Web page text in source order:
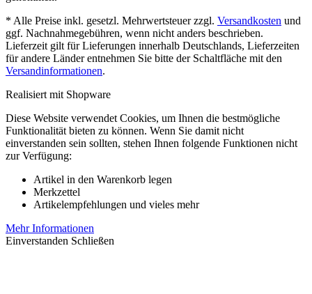
* Alle Preise inkl. gesetzl. Mehrwertsteuer zzgl. Versandkosten und
ggf. Nachnahmegebühren, wenn nicht anders beschrieben.
Lieferzeit gilt für Lieferungen innerhalb Deutschlands, Lieferzeiten
für andere Länder entnehmen Sie bitte der Schaltfläche mit den
Versandinformationen.
Realisiert mit Shopware
Diese Website verwendet Cookies, um Ihnen die bestmögliche
Funktionalität bieten zu können. Wenn Sie damit nicht
einverstanden sein sollten, stehen Ihnen folgende Funktionen nicht
zur Verfügung:
Artikel in den Warenkorb legen
Merkzettel
Artikelempfehlungen und vieles mehr
Mehr Informationen
Einverstanden Schließen